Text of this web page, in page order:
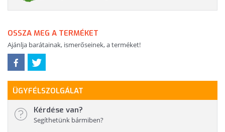
OSSZA MEG A TERMÉKET
Ajánlja barátainak, ismerőseinek, a terméket!
ÜGYFÉLSZOLGÁLAT
Kérdése van?
Segíthetünk bármiben?